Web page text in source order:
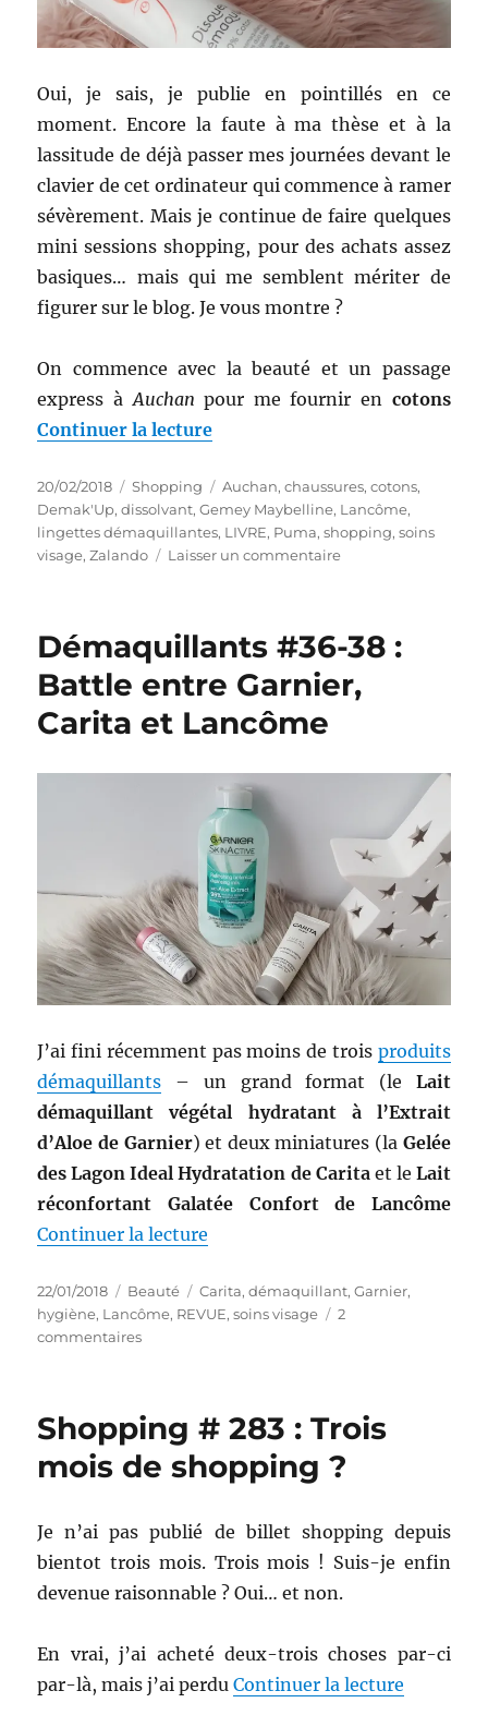
Oui, je sais, je publie en pointillés en ce
moment. Encore la faute à ma thèse et à la
lassitude de déjà passer mes journées devant le
clavier de cet ordinateur qui commence à ramer
sévèrement. Mais je continue de faire quelques
mini sessions shopping, pour des achats assez
basiques… mais qui me semblent mériter de
figurer sur le blog. Je vous montre ?
On commence avec la beauté et un passage
express à Auchan pour me fournir en cotons
Continuer la lecturede « Shopping # 289 : Du
Publié
le
20/02/2018 Catégories
Shopping Étiquettes
Auchan,chaussures,cotons,
Demak'Up,dissolvant,Gemey Maybelline, Lancôme,
lingettes démaquillantes, LIVRE, Puma,shopping,soins
visage,Zalando Laisser un commentairesur
:
basique
Démaquillants #36-38 :
Battle entre Garnier,
Carita et Lancôme
J’ai fini récemment pas moins de trois produits
démaquillants – un grand format (le Lait
démaquillant végétal hydratant à l’Extrait
d’Aloe de Garnier) et deux miniatures (la Gelée
des Lagon Ideal Hydratation de Caritaet le Lait
réconfortant Galatée Confort de Lancôme
Continuer la lecture
Publié
le
22/01/2018 Catégories
Beauté Étiquettes
Carita,démaquillant,Garnier,
hygiène, Lancôme, REVUE,soins visage
2
commentairessur
:
Battle
entre
et
Lancôme
Shopping # 283 : Trois
mois de shopping ?
Je n’ai pas publié de billet shopping depuis
bientot trois mois. Trois mois ! Suis-je enfin
devenue raisonnable ? Oui… et non.
En vrai, j’ai acheté deux-trois choses par-ci
par-là, mais j’ai perduContinuer la lecture